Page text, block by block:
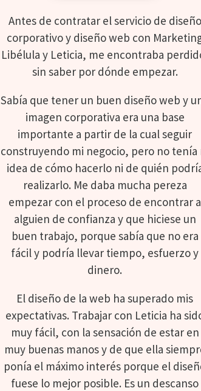
Antes de contratar el servicio de diseño
corporativo y diseño web con
Libélula y Leticia, me encontraba
sin saber por dónde empezar.
Sabía que tener un buen diseño web y
imagen corporativa era una base
importante a partir de la cual seguir
construyendo mi negocio, pero no tenía
idea de cómo hacerlo ni de quién
realizarlo. Me daba mucha pereza
empezar con el proceso de encontrar a
alguien de confianza y que hiciese un
buen trabajo, porque sabía que no era
fácil y podría llevar tiempo, esfuerzo y
dinero.
El diseño de la web ha superado mis
expectativas. Trabajar con Leticia ha
muy fácil, con la sensación de estar en
muy buenas manos y de que ella
ponía el máximo interés porque el
fuese lo mejor posible. Es un descanso